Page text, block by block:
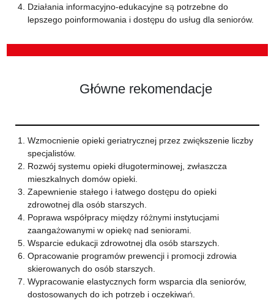
Działania informacyjno-edukacyjne są potrzebne do
lepszego poinformowania i dostępu do usług dla seniorów.
Główne rekomendacje
Wzmocnienie opieki geriatrycznej przez zwiększenie liczby
specjalistów.
Rozwój systemu opieki długoterminowej, zwłaszcza
mieszkalnych domów opieki.
Zapewnienie stałego i łatwego dostępu do opieki
zdrowotnej dla osób starszych.
Poprawa współpracy między różnymi instytucjami
zaangażowanymi w opiekę nad seniorami.
Wsparcie edukacji zdrowotnej dla osób starszych.
Opracowanie programów prewencji i promocji zdrowia
skierowanych do osób starszych.
Wypracowanie elastycznych form wsparcia dla seniorów,
dostosowanych do ich potrzeb i oczekiwań.